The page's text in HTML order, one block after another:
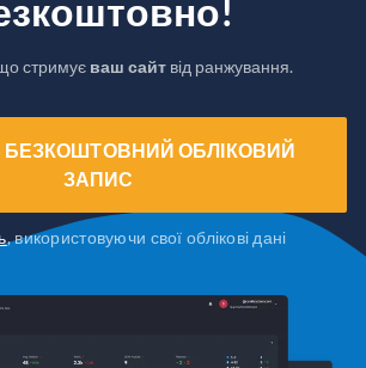
стримує ваш сайт від ранжування.
БЕЗКОШТОВНИЙ ОБЛІКОВИЙ
ЗАПИС
, використовуючи свої облікові дані